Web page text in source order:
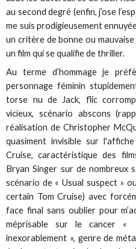
au second degré (enfin, j’ose
me suis prodigieusement
un critère de bonne ou
un film qui se qualifie de thriller.
Au terme d’hommage je
personnage féminin
torse nu de Jack, flic
vicieux, scénario abscons
réalisation de Christopher
quasiment invisible sur
Cruise, caractéristique des
Bryan Singer sur de nombreux
scénario de « Usual suspect »
certain Tom Cruise) avec
face final sans oublier pour
méprisable sur le cancer «
inexorablement », genre de